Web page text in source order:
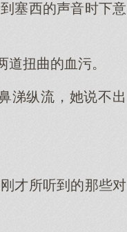
塞西的声音时下意
扭曲的血污。
涕纵流，她说不出
才所听到的那些对